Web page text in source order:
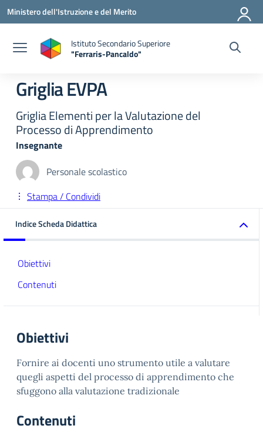
Vai ai contenuti
Vai al menu di navigazione
Vai al footer
Ministero dell'Istruzione e del Merito
Istituto Secondario Superiore
"Ferraris-Pancaldo"
Griglia EVPA
Griglia Elementi per la Valutazione del
Processo di Apprendimento
Insegnante
Personale scolastico
Stampa / Condividi
Indice Scheda Didattica
Obiettivi
Contenuti
Obiettivi
Fornire ai docenti uno strumento utile a valutare
quegli aspetti del processo di apprendimento che
sfuggono alla valutazione tradizionale
Contenuti